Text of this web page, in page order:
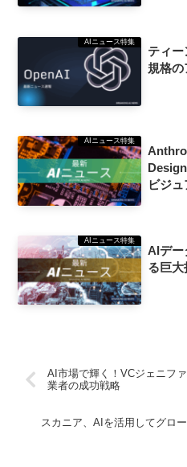
AIニュース特集
ティ
規格の
AIニュース特集
ビジ
AIニュース特集
AIデー
る巨大
AI市場で輝く！VCジェニフ
業者の成功戦略
スカニア、AIを活用してグロ